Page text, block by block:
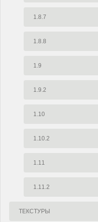
1.8.7
1.8.8
1.9
1.9.2
1.10
1.10.2
1.11
1.11.2
ТЕКСТУРЫ